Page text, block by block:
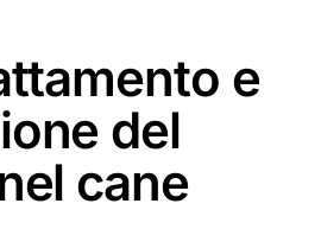
e
del
cane